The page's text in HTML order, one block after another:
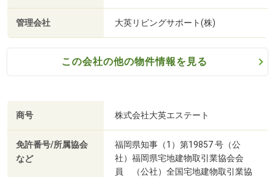
管理会社 大英リビングサポート(株)
この会社の他の物件情報を見る
商号 株式会社大英エステート
免許番号/所属協会
など
福岡県知事（1）第19857 号（公
社）福岡県宅地建物取引業協会会
員 （公社）全国宅地建物取引業協